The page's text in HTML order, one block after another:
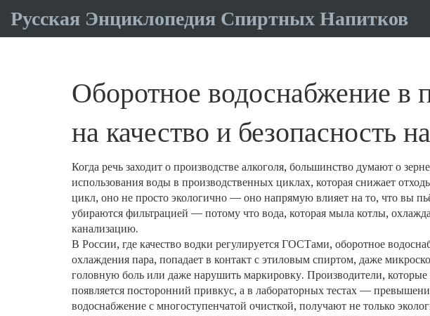
Русская Энциклопедия Спиртных Напитков
Оборотное водоснабжение в
на качество и безопасность
Когда речь заходит о производстве алкоголя, большинство думают о
использования воды в производственных циклах, которая снижает
цикл, оно не просто экологично — оно напрямую влияет на то, что вы
убираются фильтрацией — потому что вода, которая мыла котлы,
канализацию.
В России, где качество водки регулируется ГОСТами, оборотное
охлаждения пара, попадает в контакт с этиловым спиртом, даже
головную боль или даже нарушить маркировку. Производители,
появляется посторонний привкус, а в лабораторных тестах —
водоснабжение с многоступенчатой очисткой, получают не только